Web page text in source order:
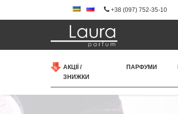
+38 (097) 752-35-10
АКЦІЇ /
ЗНИЖКИ
ПАРФУМИ